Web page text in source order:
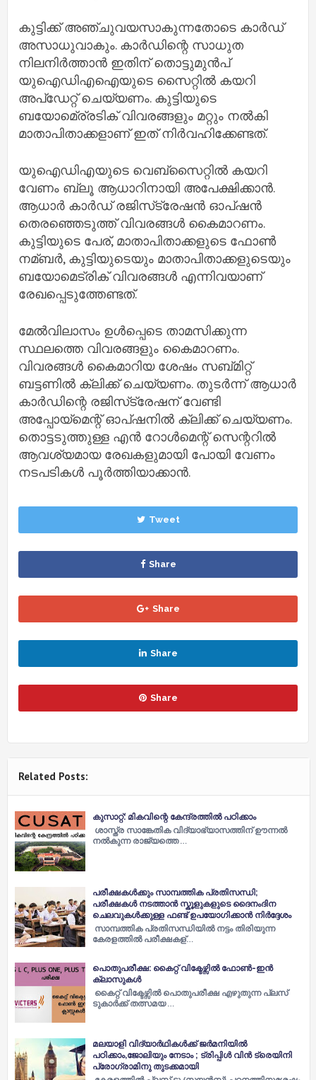
കുട്ടിക്ക് അഞ്ചുവയസാകുന്നതോടെ കാര്‍ഡ്
അസാധുവാകും. കാര്‍ഡിന്റെ സാധുത
നിലനിര്‍ത്താന്‍ ഇതിന് തൊട്ടുമുന്‍പ്
യുഐഡിഎഐയുടെ സൈറ്റില്‍ കയറി
അപ്‌ഡേറ്റ് ചെയ്യണം. കുട്ടിയുടെ
ബയോമെ്ര്രടിക് വിവരങ്ങളും മറ്റും നല്‍കി
മാതാപിതാക്കളാണ് ഇത് നിര്‍വഹിക്കേണ്ടത്.
യുഐഡിഎയുടെ വെബ്‌സൈറ്റില്‍ കയറി
വേണം ബ്ലൂ ആധാറിനായി അപേക്ഷിക്കാന്‍.
ആധാര്‍ കാര്‍ഡ് രജിസ്‌ട്രേഷന്‍ ഓപ്ഷന്‍
തെരഞ്ഞെടുത്ത് വിവരങ്ങള്‍ കൈമാറണം.
കുട്ടിയുടെ പേര്, മാതാപിതാക്കളുടെ ഫോണ്‍
നമ്ബര്‍, കുട്ടിയുടെയും മാതാപിതാക്കളുടെയും
ബയോമെട്രിക് വിവരങ്ങള്‍ എന്നിവയാണ്
രേഖപ്പെടുത്തേണ്ടത്.
മേല്‍വിലാസം ഉള്‍പ്പെടെ താമസിക്കുന്ന
സ്ഥലത്തെ വിവരങ്ങളും കൈമാറണം.
വിവരങ്ങള്‍ കൈമാറിയ ശേഷം സബ്മിറ്റ്
ബട്ടണില്‍ ക്ലിക്ക് ചെയ്യണം. തുടര്‍ന്ന് ആധാര്‍
കാര്‍ഡിന്റെ രജിസ്‌ട്രേഷന് വേണ്ടി
അപ്പോയ്‌മെന്റ് ഓപ്ഷനില്‍ ക്ലിക്ക് ചെയ്യണം.
തൊട്ടടുത്തുള്ള എന്‍ റോള്‍മെന്റ് സെന്ററില്‍
ആവശ്യമായ രേഖകളുമായി പോയി വേണം
നടപടികള്‍ പൂര്‍ത്തിയാക്കാന്‍.
Tweet
Share
Share
Share
Share
Related Posts:
കുസാറ്റ്: മികവിന്റെ കേന്ദ്രത്തില്‍ പഠിക്കാം
ശാസ്ത്ര സാങ്കേതിക വിദ്യാഭ്യാസത്തിന് ഊന്നല്‍
നല്‍കുന്ന രാജ്യത്തെ …
പരീക്ഷകള്‍ക്കും സാമ്പത്തിക പ്രതിസന്ധി;
പരീക്ഷകള്‍ നടത്താൻ സ്കൂളുകളുടെ ദൈനംദിന
ചെലവുകള്‍ക്കുള്ള ഫണ്ട് ഉപയോഗിക്കാൻ നിര്‍ദ്ദേശം
സാമ്പത്തിക പ്രതിസന്ധിയില്‍ നട്ടം തിരിയുന്ന
കേരളത്തില്‍ പരീക്ഷകള്…
പൊതുപരീക്ഷ: കൈറ്റ് വിക്ടേഴ്സില്‍ ഫോണ്‍-ഇന്‍
ക്ലാസുകള്‍
കൈറ്റ് വിക്ടേഴ്സില്‍ പൊതുപരീക്ഷ എഴുതുന്ന പ്ലസ്
ടുകാർക്ക് തത്സമയ …
മലയാളി വിദ്യാർഥികൾക്ക് ജർമനിയിൽ
പഠിക്കാം,ജോലിയും നേടാം ; ട്രിപ്പിള്‍ വിന്‍ ട്രെയിനി
പ്രോഗ്രാമിനു തുടക്കമായി